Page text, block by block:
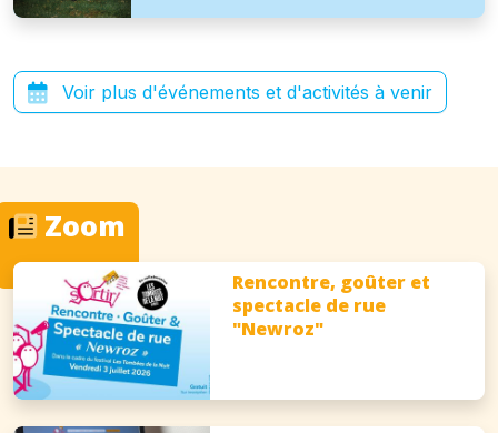
Voir plus d'événements et d'activités à venir
Zoom
Rencontre, goûter et
spectacle de rue
"Newroz"